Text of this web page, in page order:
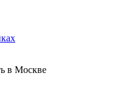
в Москве